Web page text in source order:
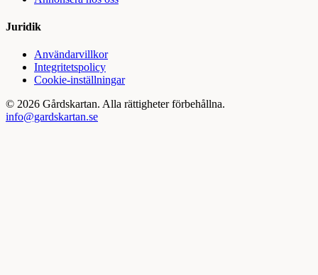
Juridik
Användarvillkor
Integritetspolicy
Cookie-inställningar
© 2026 Gårdskartan. Alla rättigheter förbehållna.
info@gardskartan.se